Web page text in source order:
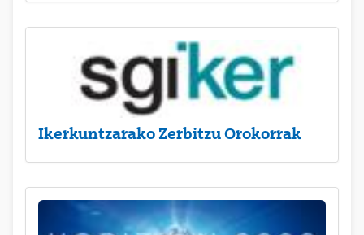
Ikerkuntzarako Zerbitzu Orokorrak